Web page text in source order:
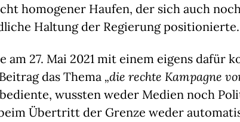
homogener Haufen, der sich auch
Haltung der Regierung positionierte.
am 27. Mai 2021 mit einem eigens dafür
das Thema „die rechte Kampagne
bediente, wussten weder Medien noch
Übertritt der Grenze weder